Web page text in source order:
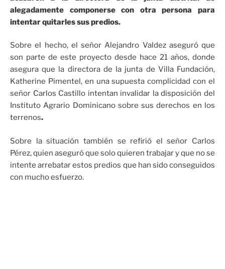
alegadamente componerse con otra persona para
intentar quitarles sus predios.
Sobre el hecho, el señor Alejandro Valdez aseguró que
son parte de este proyecto desde hace 21 años, donde
asegura que la directora de la junta de Villa Fundación,
Katherine Pimentel, en una supuesta complicidad con el
señor Carlos Castillo intentan invalidar la disposición del
Instituto Agrario Dominicano sobre sus derechos en los
terrenos.
Sobre la situación también se refirió el señor Carlos
Pérez, quien aseguró que solo quieren trabajar y que no se
intente arrebatar estos predios que han sido conseguidos
con mucho esfuerzo.